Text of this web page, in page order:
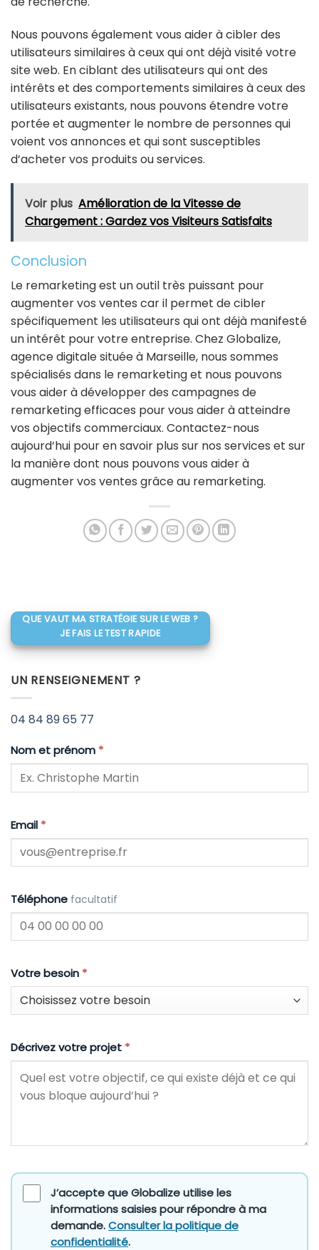
Nous pouvons également vous aider à cibler des
utilisateurs similaires à ceux qui ont déjà visité votre
site web. En ciblant des utilisateurs qui ont des
intérêts et des comportements similaires à ceux des
utilisateurs existants, nous pouvons étendre votre
portée et augmenter le nombre de personnes qui
voient vos annonces et qui sont susceptibles
d’acheter vos produits ou services.
Voir plus Amélioration de la Vitesse de
Chargement : Gardez vos Visiteurs Satisfaits
Conclusion
Le remarketing est un outil très puissant pour
augmenter vos ventes car il permet de cibler
spécifiquement les utilisateurs qui ont déjà manifesté
un intérêt pour votre entreprise. Chez Globalize,
agence digitale située à Marseille, nous sommes
spécialisés dans le remarketing et nous pouvons
vous aider à développer des campagnes de
remarketing efficaces pour vous aider à atteindre
vos objectifs commerciaux. Contactez-nous
aujourd’hui pour en savoir plus sur nos services et sur
la manière dont nous pouvons vous aider à
augmenter vos ventes grâce au remarketing.
QUE VAUT MA STRATÉGIE SUR LE WEB ?
JE FAIS LE TEST RAPIDE
UN RENSEIGNEMENT ?
04 84 89 65 77
Nom et prénom *
Email *
Téléphone facultatif
Votre besoin *
Décrivez votre projet *
J’accepte que Globalize utilise les
informations saisies pour répondre à ma
demande.Consulter la politique de
confidentialité.